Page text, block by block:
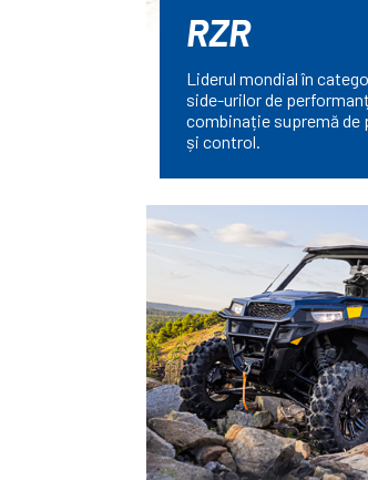
RZR
Liderul mondial în
side-urilor de
combinație supremă de
și control.